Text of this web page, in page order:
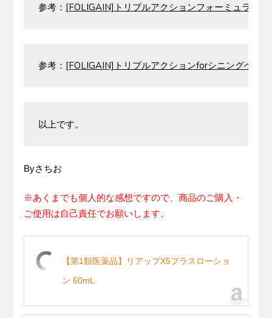
参考： [FOLIGAIN]トリプルアクションフォーミュラfor
参考： [FOLIGAIN]トリプルアクションforシニングヘア
以上です。
Byさちお
※あくまでも個人的な感想ですので、商品のご購入・
ご使用は自己責任でお願いします。
【第1類医薬品】リアップX5プラスローショ
ン 60mL